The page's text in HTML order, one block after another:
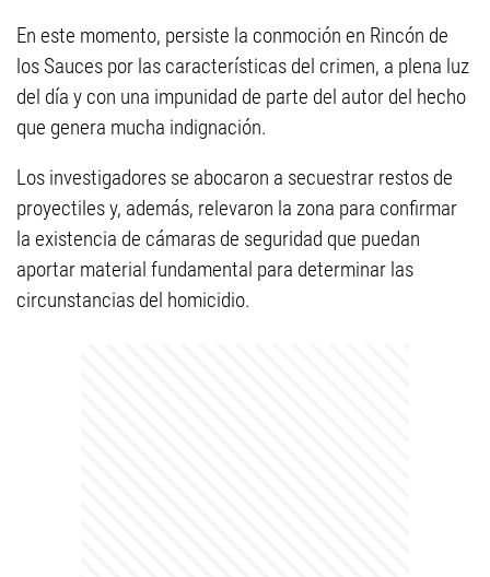
En este momento, persiste la conmoción en Rincón de
los Sauces por las características del crimen, a plena luz
del día y con una impunidad de parte del autor del hecho
que genera mucha indignación.
Los investigadores se abocaron a secuestrar restos de
proyectiles y, además, relevaron la zona para confirmar
la existencia de cámaras de seguridad que puedan
aportar material fundamental para determinar las
circunstancias del homicidio.